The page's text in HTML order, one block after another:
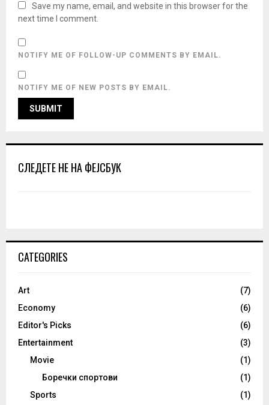
Save my name, email, and website in this browser for the
next time I comment.
NOTIFY ME OF FOLLOW-UP COMMENTS BY EMAIL.
NOTIFY ME OF NEW POSTS BY EMAIL.
СЛЕДЕТЕ НЕ НА ФЕЈСБУК
CATEGORIES
Art
(7)
Economy
(6)
Editor's Picks
(6)
Entertainment
(3)
Movie
(1)
Боречки спортови
(1)
Sports
(1)